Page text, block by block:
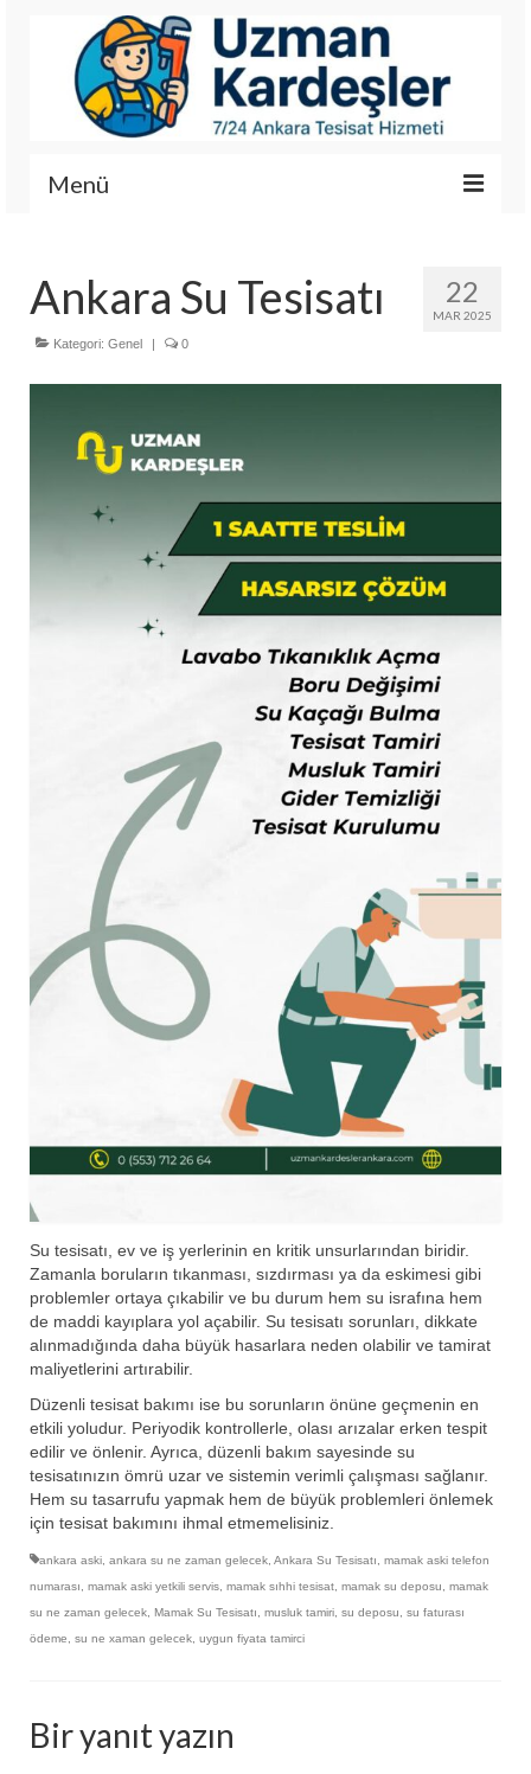
Menü
Hizmetlerimiz
Hakkımızda
22
MAR 2025
Ankara Su Tesisatı
Kategori: Genel | 0
Su tesisatı, ev ve iş yerlerinin en kritik unsurlarından biridir.
Zamanla boruların tıkanması, sızdırması ya da eskimesi gibi
problemler ortaya çıkabilir ve bu durum hem su israfına hem
de maddi kayıplara yol açabilir. Su tesisatı sorunları, dikkate
alınmadığında daha büyük hasarlara neden olabilir ve tamirat
maliyetlerini artırabilir.
Düzenli tesisat bakımı ise bu sorunların önüne geçmenin en
etkili yoludur. Periyodik kontrollerle, olası arızalar erken tespit
edilir ve önlenir. Ayrıca, düzenli bakım sayesinde su
tesisatınızın ömrü uzar ve sistemin verimli çalışması sağlanır.
Hem su tasarrufu yapmak hem de büyük problemleri önlemek
için tesisat bakımını ihmal etmemelisiniz.
ankara aski, ankara su ne zaman gelecek, Ankara Su Tesisatı, mamak aski telefon
numarası, mamak aski yetkili servis, mamak sıhhi tesisat, mamak su deposu, mamak
su ne zaman gelecek, Mamak Su Tesisatı, musluk tamiri, su deposu, su faturası
ödeme, su ne xaman gelecek, uygun fiyata tamirci
Bir yanıt yazın